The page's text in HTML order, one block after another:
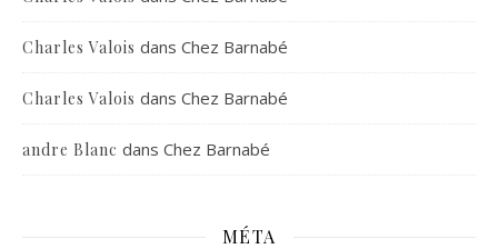
Charles Valois dans Chez Barnabé
Charles Valois dans Chez Barnabé
andre Blanc dans Chez Barnabé
MÉTA